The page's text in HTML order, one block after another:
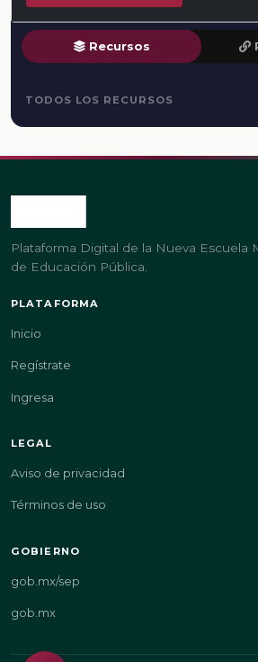
Recursos
TODOS LOS RECURSOS
Plataforma Digital de la Nueva Escuela
de Educación Pública.
PLATAFORMA
Inicio
Regístrate
Ingresa
LEGAL
Aviso de privacidad
Términos de uso
GOBIERNO
gob.mx/sep
gob.mx